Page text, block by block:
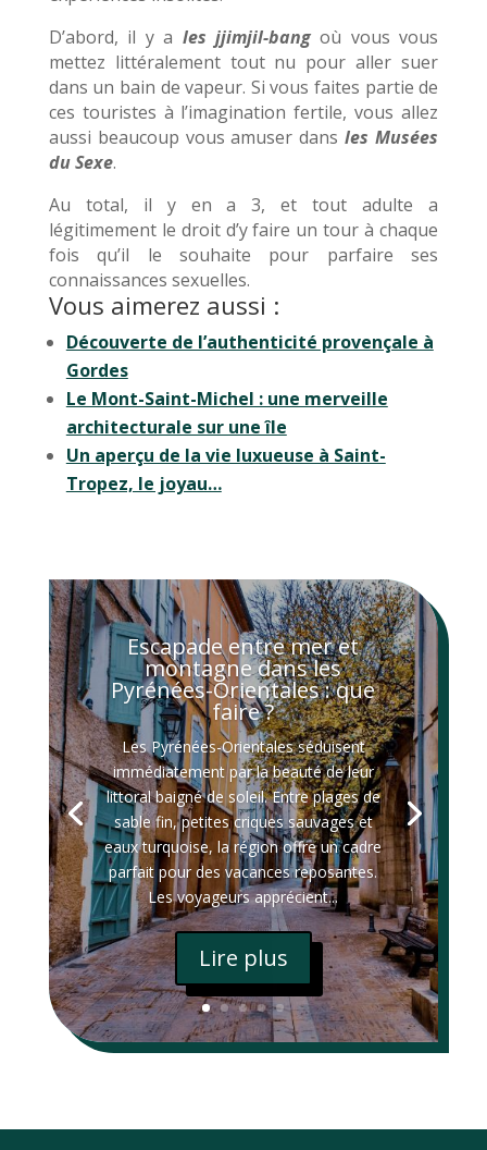
D’abord, il y a les jjimjil-bangoù vous vous
mettez littéralement tout nu pour aller suer
dans un bain de vapeur. Si vous faites partie de
ces touristes à l’imagination fertile, vous allez
aussi beaucoup vous amuser dansles Musées
du Sexe.
Au total, il y en a 3, et tout adulte a
légitimement le droit d’y faire un tour à chaque
fois qu’il le souhaite pour parfaire ses
connaissances sexuelles.
Vous aimerez aussi :
Découverte de l’authenticité provençale à
Gordes
Le Mont-Saint-Michel : une merveille
architecturale sur une île
Un aperçu de la vie luxueuse à Saint-
Tropez, le joyau…
Escapade entre mer et
montagne dans les
Pyrénées-Orientales : que
faire ?
Les Pyrénées-Orientales séduisent
immédiatement par la beauté de leur
littoral baigné de soleil. Entre plages de
sable fin, petites criques sauvages et
eaux turquoise, la région offre un cadre
parfait pour des vacances reposantes.
Les voyageurs apprécient...
Lire plus